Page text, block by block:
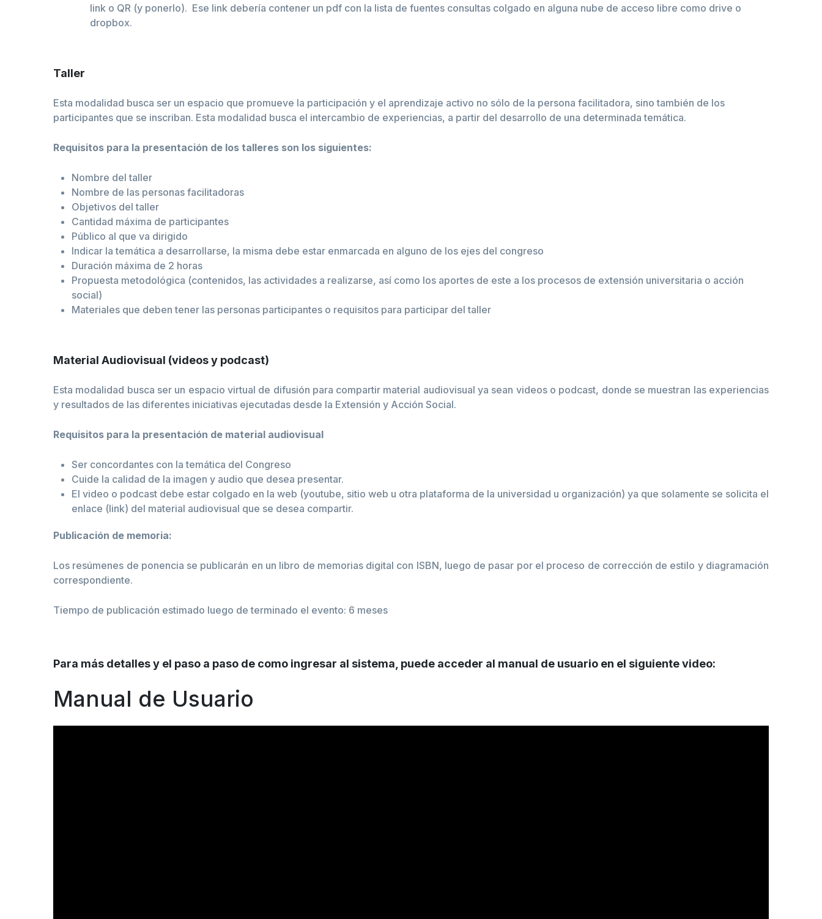
link o QR (y ponerlo). Ese link debería contener un pdf con la lista de fuentes consultas colgado en alguna nube de acceso libre como drive o
dropbox.
Taller
Esta modalidad busca ser un espacio que promueve la participación y el aprendizaje activo no sólo de la persona facilitadora, sino también de los
participantes que se inscriban. Esta modalidad busca el intercambio de experiencias, a partir del desarrollo de una determinada temática.
Requisitos para la presentación de los talleres son los siguientes:
Nombre del taller
Nombre de las personas facilitadoras
Objetivos del taller
Cantidad máxima de participantes
Público al que va dirigido
Indicar la temática a desarrollarse, la misma debe estar enmarcada en alguno de los ejes del congreso
Duración máxima de 2 horas
Propuesta metodológica (contenidos, las actividades a realizarse, así como los aportes de este a los procesos de extensión universitaria o acción
social)
Materiales que deben tener las personas participantes o requisitos para participar del taller
Material Audiovisual (videos y podcast)
Esta modalidad busca ser un espacio virtual de difusión para compartir material audiovisual ya sean videos o podcast, donde se muestran las experiencias
y resultados de las diferentes iniciativas ejecutadas desde la Extensión y Acción Social.
Requisitos para la presentación de material audiovisual
Ser concordantes con la temática del Congreso
Cuide la calidad de la imagen y audio que desea presentar.
El video o podcast debe estar colgado en la web (youtube, sitio web u otra plataforma de la universidad u organización) ya que solamente se solicita el
enlace (link) del material audiovisual que se desea compartir.
Publicación de memoria:
Los resúmenes de ponencia se publicarán en un libro de memorias digital con ISBN, luego de pasar por el proceso de corrección de estilo y diagramación
correspondiente.
Tiempo de publicación estimado luego de terminado el evento: 6 meses
Para más detalles y el paso a paso de como ingresar al sistema, puede acceder al manual de usuario en el siguiente video:
Manual de Usuario